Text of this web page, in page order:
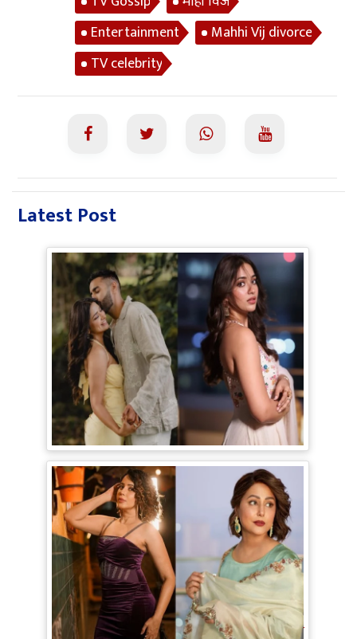
Entertainment
Mahhi Vij divorce
TV celebrity
Latest Post
Jiyaa Shankar Engagement: Jiya
Shankar की हुई Engagement, मंगेतर
Karan के साथ शेयर की रोमांटिक Pictures
TV Gossip: 'तीखी मिर्ची' हैं Hina Khan,
सूपर्नखा रोल के लिए परफेक्ट; Rozalin Khan ने